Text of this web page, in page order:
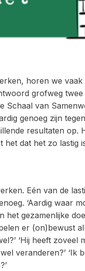
horen we
grofweg twee
Schaal van
genoeg zijn
resultaten op.
dat het zo lastig
Eén van de
‘Aardig waar
gezamenlijke
er (on)bewust
‘Hij heeft
veranderen?’ ‘Ik